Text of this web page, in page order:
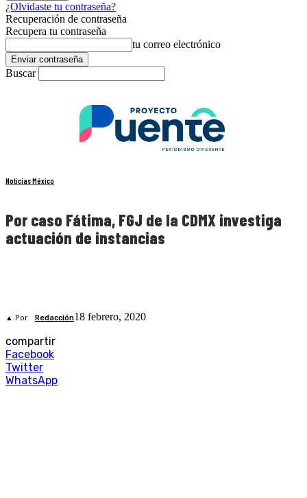
¿Olvidaste tu contraseña?
Recuperación de contraseña
Recupera tu contraseña
tu correo electrónico
Buscar
Noticias México
Por caso Fátima, FGJ de la CDMX investiga
actuación de instancias
▲ Por Redacción18 febrero, 2020
compartir
Facebook
Twitter
WhatsApp